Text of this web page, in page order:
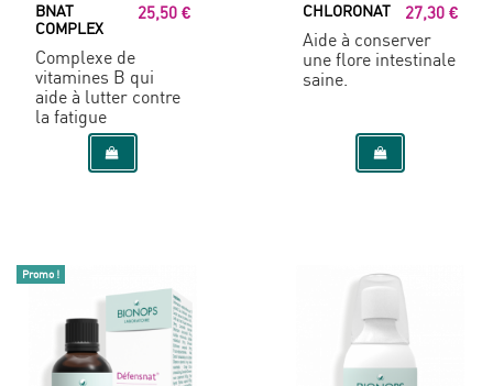
BNAT
COMPLEX
25,50 €
Complexe de
vitamines B qui
aide à lutter contre
la fatigue
CHLORONAT
27,30 €
Aide à conserver
une flore intestinale
saine.
Promo !